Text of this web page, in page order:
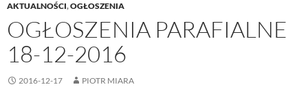
AKTUALNOŚCI,OGŁOSZENIA
OGŁOSZENIA PARAFIALNE
18-12-2016
2016-12-17 PIOTR MIARA